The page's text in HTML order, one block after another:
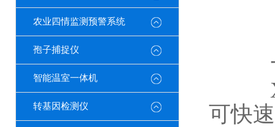
农业四情监测预警系统
孢子捕捉仪
智能温室一体机
转基因检测仪
一
可快